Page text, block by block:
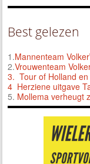
Best gelezen
1.Mannenteam
2.Vrouwenteam
3. Tour of Holland
4 Herziene uitgave
5. Mollema verheugt